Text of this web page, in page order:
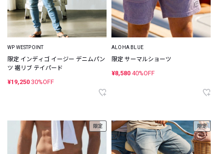
WP WESTPOINT
限定 インディゴ イージー デニムパン
ツ 裾リブ テイパード
¥19,250 30%OFF
ALOHA BLUE
限定 サーマルショーツ
¥8,580 40%OFF
限定 限定